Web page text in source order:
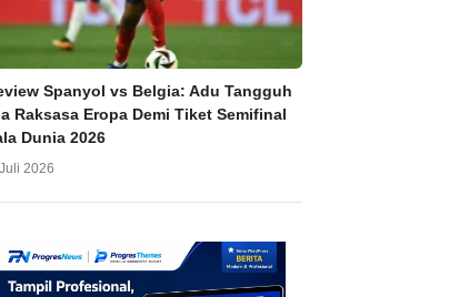
Spanyol vs Belgia: Adu Tangguh
Raksasa Eropa Demi Tiket Semifinal
Dunia 2026
2026